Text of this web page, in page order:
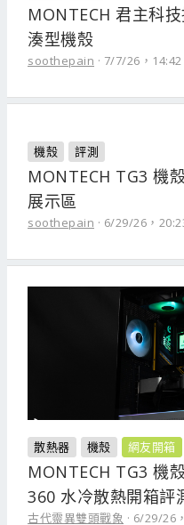
MONTECH 君主科
湊型機殼
soothepain 7/7/26，14:42
機殼 評測
MONTECH TG3 機
展示區
soothepain 6/29/26，
散熱器 機殼 網友開箱
MONTECH TG3 機
360 水冷散熱開箱評
古代靈異雙頭戰象 6/29/26